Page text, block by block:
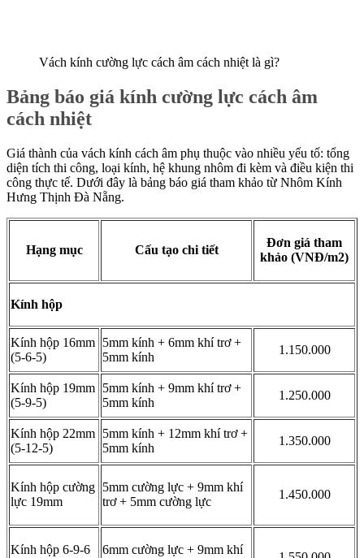
Vách kính cường lực cách âm cách nhiệt là gì?
Bảng báo giá kính cường lực cách âm
cách nhiệt
Giá thành của vách kính cách âm phụ thuộc vào nhiều yếu tố: tổng
diện tích thi công, loại kính, hệ khung nhôm đi kèm và điều kiện thi
công thực tế. Dưới đây là bảng báo giá tham khảo từ Nhôm Kính
Hưng Thịnh Đà Nẵng.
Hạng mục Cấu tạo chi tiết
Đơn giá tham
khảo (VNĐ/m2)
Kính hộp
Kính hộp 16mm
(5-6-5)
5mm kính + 6mm khí trơ +
5mm kính
1.150.000
Kính hộp 19mm
(5-9-5)
5mm kính + 9mm khí trơ +
5mm kính
1.250.000
Kính hộp 22mm
(5-12-5)
5mm kính + 12mm khí trơ +
5mm kính
1.350.000
Kính hộp cường
lực 19mm
5mm cường lực + 9mm khí
trơ + 5mm cường lực
1.450.000
Kính hộp 6-9-6
6mm cường lực + 9mm khí